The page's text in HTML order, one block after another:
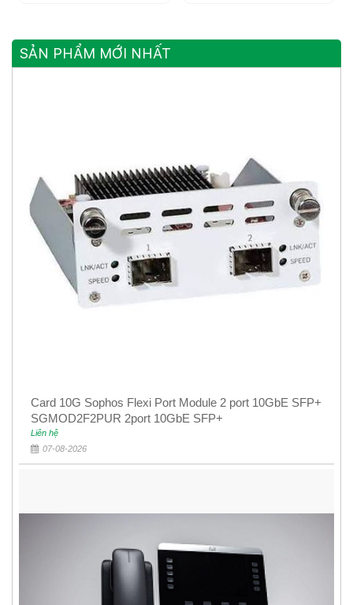
SẢN PHẨM MỚI NHẤT
Card 10G Sophos Flexi Port Module 2 port 10GbE SFP+
SGMOD2F2PUR 2port 10GbE SFP+
Liên hệ
07-08-2026